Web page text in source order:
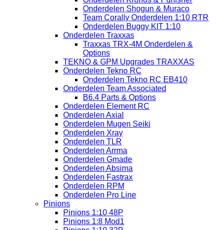
Onderdelen Shogun & Muraco
Team Corally Onderdelen 1:10 RTR
Onderdelen Buggy KIT 1:10
Onderdelen Traxxas
Traxxas TRX-4M Onderdelen &
Options
TEKNO & GPM Upgrades TRAXXAS
Onderdelen Tekno RC
Onderdelen Tekno RC EB410
Onderdelen Team Associated
B6.4 Parts & Options
Onderdelen Element RC
Onderdelen Axial
Onderdelen Mugen Seiki
Onderdelen Xray
Onderdelen TLR
Onderdelen Arrma
Onderdelen Gmade
Onderdelen Absima
Onderdelen Fastrax
Onderdelen RPM
Onderdelen Pro Line
Pinions
Pinions 1:10 48P
Pinions 1:8 Mod1